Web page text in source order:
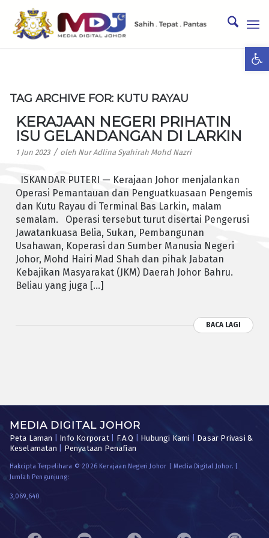
TAG ARCHIVE FOR: KUTU RAYAU
KERAJAAN NEGERI PRIHATIN
ISU GELANDANGAN DI LARKIN
1 Jun 2023 / oleh Nur Adlina Syahirah Mohd Nazri
ISKANDAR PUTERI — Kerajaan Johor menjalankan
Operasi Pemantauan dan Penguatkuasaan Pengemis
dan Kutu Rayau di Terminal Bas Larkin, malam
semalam. Operasi tersebut turut disertai Pengerusi
Jawatankuasa Belia, Sukan, Pembangunan
Usahawan, Koperasi dan Sumber Manusia Negeri
Johor, Mohd Hairi Mad Shah dan pihak Jabatan
Kebajikan Masyarakat (JKM) Daerah Johor Bahru.
Beliau yang juga […]
BACA LAGI
MEDIA DIGITAL JOHOR
Peta Laman Info Korporat| F.A.Q Hubungi Kami
Dasar Privasi &
Keselamatan
Penyataan Penafian
Hakcipta Terpelihara © 2026 Kerajaan Negeri Johor | Media Digital Johor. |
Jumlah Pengunjung:
3,069,640